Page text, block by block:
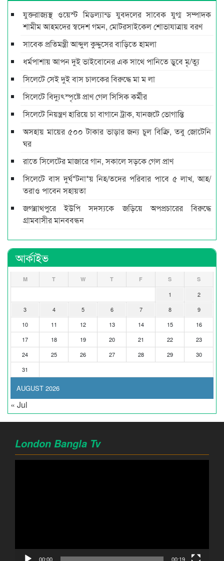
যুক্তরাজ্যস্থ ওয়েস্ট মিডল্যান্ড যুবদলের সাবেক যুগ্ম সম্পাদক
শামীম আহমদের স্বদেশ গমন, মোটরসাইকেল শোভাযাত্রায় বরণ
সাবেক প্রতিমন্ত্রী আব্দুল কুদ্দুসের বাড়িতে হামলা
ধর্মপাশায় আপন দুই ভাইবোনের এক সাথে পানিতে ডুবে মৃ/ত্যু
সিলেটে সেই দুই বাস চালকের বিরুদ্ধে মা ম লা
সিলেটে বিদ্যুৎস্পৃষ্টে প্রাণ গেল সিসিক কর্মীর
সিলেটে নিয়ন্ত্রণ হারিয়ে চা বাগানে ট্রাক, যানজটে ভোগান্তি
অসহায় মায়ের ৫০০ টাকার ভাড়ার জন্য চুল বিক্রি, তবু জোটেনি
ঘর
রাতে সিলেটের মাজারে গান, সকালে সড়কে গেল প্রাণ
সিলেটে বাস দুর্ঘ*টনা*য় নিহ/তদের পরিবার পাবে ৫ লাখ, আহ/
তরাও পাবেন সহায়তা
জগন্নাথপুরে ইউপি সদস্যকে জড়িয়ে অপপ্রচারের বিরুদ্ধে
গ্রামবাসীর মানববন্ধন
আর্কাইভ
AUGUST 2026
M T W T F S S
1
2
3
4 5 6 7 8
9
10
11 12 13 14 15
16
17
18 19 20 21 22
23
24
25 26 27 28 29
30
31
« Jul
London Bangla Tv
00:00 00:19